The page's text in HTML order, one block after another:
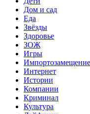
Дом и сад
Еда
Звёзды
Здоровье
ЗОЖ
Игры
Импортозамещение
Интернет
Истории
Компании
Криминал
Культура